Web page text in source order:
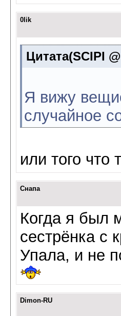
0lik
Цитата(SCIPI
Я вижу
случайное
или того что
Снапа
Когда я был
сестрёнка с
Упала, и не
Dimon-RU